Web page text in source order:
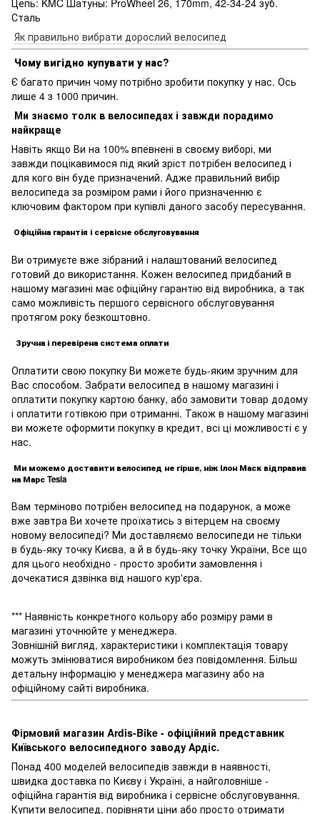
Сталь
Як правильно вибрати дорослий велосипед
Чому вигідно купувати у нас?
Є багато причин чому потрібно зробити покупку у нас. Ось
лише 4 з 1000 причин.
Ми знаємо толк в велосипедах і завжди порадимо
найкраще
Навіть якщо Ви на 100% впевнені в своєму виборі, ми
завжди поцікавимося під який зріст потрібен велосипед і
для кого він буде призначений. Адже правильний вибір
велосипеда за розміром рами і його призначенню є
ключовим фактором при купівлі даного засобу пересування.
Офіційна гарантія і сервісне обслуговування
Ви отримуєте вже зібраний і налаштований велосипед
готовий до використання. Кожен велосипед придбаний в
нашому магазині має офіційну гарантію від виробника, а так
само можливість першого сервісного обслуговування
протягом року безкоштовно.
Зручна і перевірена система оплати
Оплатити свою покупку Ви можете будь-яким зручним для
Вас способом. Забрати велосипед в нашому магазині і
оплатити покупку картою банку, або замовити товар додому
і оплатити готівкою при отриманні. Також в нашому магазині
ви можете оформити покупку в кредит, всі ці можливості є у
нас.
Ми можемо доставити велосипед не гірше, ніж Ілон Маск відправив
на Марс Tesla
Вам терміново потрібен велосипед на подарунок, а може
вже завтра Ви хочете проїхатись з вітерцем на своєму
новому велосипеді? Ми доставляємо велосипеди не тільки
в будь-яку точку Києва, а й в будь-яку точку України, Все що
для цього необхідно - просто зробити замовлення і
дочекатися дзвінка від нашого кур'єра.
*** Наявність конкретного кольору або розміру рами в
магазині уточнюйте у менеджера.
Зовнішній вигляд, характеристики і комплектація товару
можуть змінюватися виробником без повідомлення. Більш
детальну інформацію у менеджера магазину або на
офіційному сайті виробника.
Фірмовий магазин Ardis-Bike - офіційний представник
Київського велосипедного заводу Ардіс.
Понад 400 моделей велосипедів завжди в наявності,
швидка доставка по Києву і Україні, а найголовніше -
офіційна гарантія від виробника і сервісне обслуговування.
Купити велосипед, порівняти ціни або просто отримати